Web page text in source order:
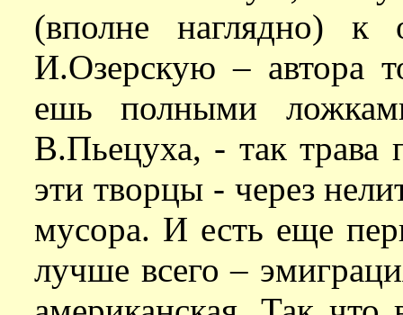
(вполне наглядно) к
И.Озерскую – автора
ешь полными
В.Пьецуха, - так трава
эти творцы - через
мусора. И есть еще
лучше всего –